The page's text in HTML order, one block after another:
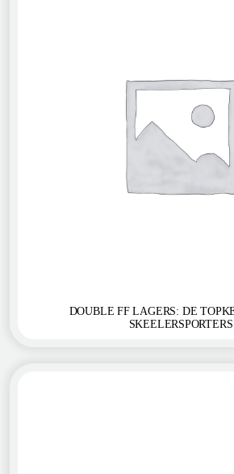
DOUBLE FF LAGERS: DE
SKEELERSPORTERS